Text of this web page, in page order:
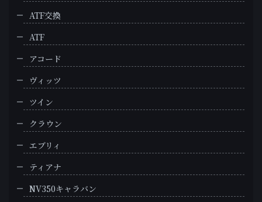
ATF交換
ATF
アコード
ヴィッツ
ツイン
クラウン
エブリィ
ティアナ
NV350キャラバン